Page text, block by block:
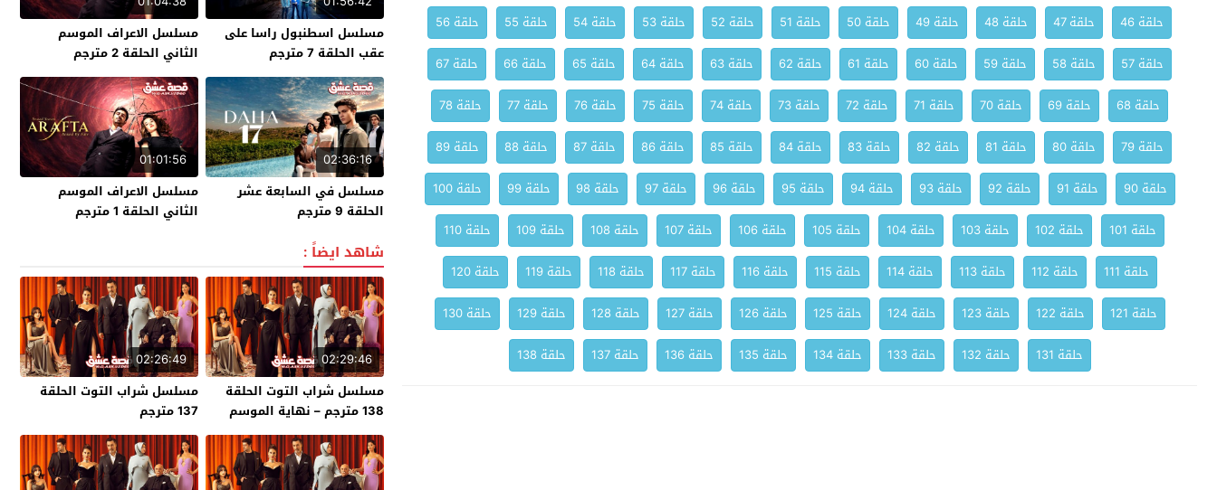
حلقة 46
حلقة 47 حلقة 48 حلقة 49 حلقة 50 حلقة 51 حلقة 52 حلقة 53 حلقة 54 حلقة 55
حلقة 56
حلقة 57
حلقة 58 حلقة 59 حلقة 60 حلقة 61 حلقة 62 حلقة 63 حلقة 64 حلقة 65 حلقة 66
حلقة 67
حلقة 68
حلقة 69 حلقة 70 حلقة 71 حلقة 72 حلقة 73 حلقة 74 حلقة 75 حلقة 76 حلقة 77
حلقة 78
حلقة 79
حلقة 80 حلقة 81 حلقة 82 حلقة 83 حلقة 84 حلقة 85 حلقة 86 حلقة 87 حلقة 88
حلقة 89
حلقة 90
حلقة 91 حلقة 92 حلقة 93 حلقة 94 حلقة 95 حلقة 96 حلقة 97 حلقة 98 حلقة 99
حلقة 100
حلقة 101
حلقة 102 حلقة 103 حلقة 104 حلقة 105 حلقة 106 حلقة 107 حلقة 108 حلقة 109
حلقة 110
حلقة 111
حلقة 112 حلقة 113 حلقة 114 حلقة 115 حلقة 116 حلقة 117 حلقة 118 حلقة 119
حلقة 120
حلقة 121
حلقة 122 حلقة 123 حلقة 124 حلقة 125 حلقة 126 حلقة 127 حلقة 128 حلقة 129
حلقة 130
حلقة 131
حلقة 132 حلقة 133 حلقة 134 حلقة 135 حلقة 136 حلقة 137 حلقة 138
مسلسل اسطنبول راسا على
عقب الحلقة 7 مترجم
مسلسل الاعراف الموسم
الثاني الحلقة 2 مترجم
02:36:16
مسلسل في السابعة عشر
الحلقة 9 مترجم
01:01:56
مسلسل الاعراف الموسم
الثاني الحلقة 1 مترجم
شاهد ايضاً :
02:29:46
مسلسل شراب التوت الحلقة
138 مترجم – نهاية الموسم
02:26:49
مسلسل شراب التوت الحلقة
137 مترجم